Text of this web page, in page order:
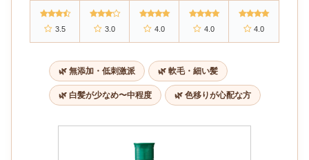
3.5 3.0 4.0 4.0 4.0
🌿 無添加・低刺激派 🌿 軟毛・細い髪
🌿 白髪が少なめ〜中程度 🌿 色移りが心配な方